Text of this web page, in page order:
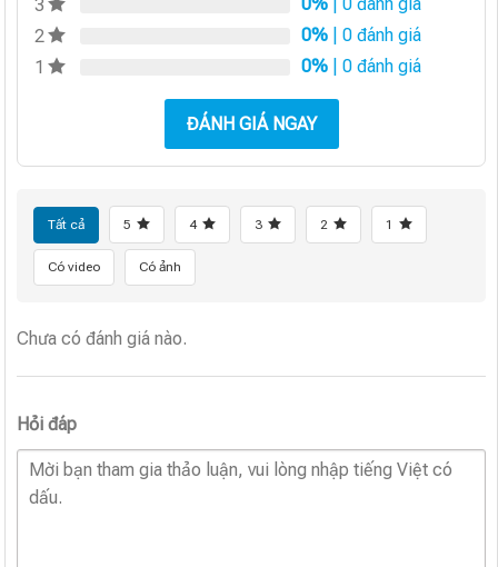
3
2
0% | 0 đánh giá
1
0% | 0 đánh giá
ĐÁNH GIÁ NGAY
Tất cả 5 4 3 2 1
Có video Có ảnh
Chưa có đánh giá nào.
Hỏi đáp